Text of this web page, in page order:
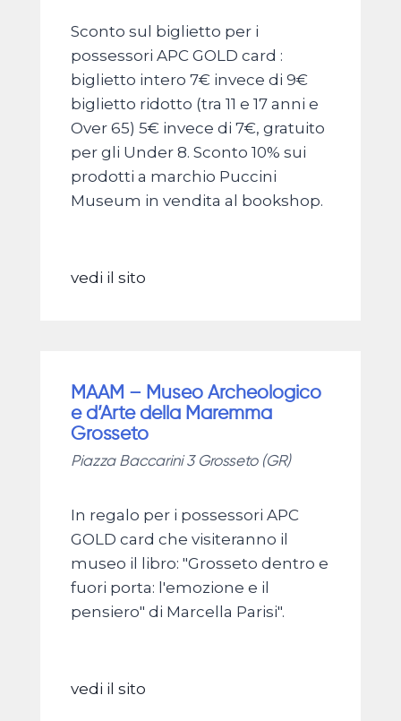
Sconto sul biglietto per i
possessori APC GOLD card :
biglietto intero 7€ invece di 9€
biglietto ridotto (tra 11 e 17 anni e
Over 65) 5€ invece di 7€, gratuito
per gli Under 8. Sconto 10% sui
prodotti a marchio Puccini
Museum in vendita al bookshop.
vedi il sito
MAAM – Museo Archeologico
e d’Arte della Maremma
Grosseto
Piazza Baccarini 3 Grosseto (GR)
In regalo per i possessori APC
GOLD card che visiteranno il
museo il libro: "Grosseto dentro e
fuori porta: l'emozione e il
pensiero" di Marcella Parisi".
vedi il sito